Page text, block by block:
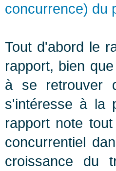
concurrence) du
Tout d'abord le
rapport, bien
à se retrouver
s'intéresse à la
rapport note
concurrentiel
croissance du